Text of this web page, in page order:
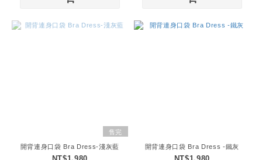
售完
開背連身口袋 Bra Dress-淺灰藍 開背連身口袋 Bra Dress -鐵灰